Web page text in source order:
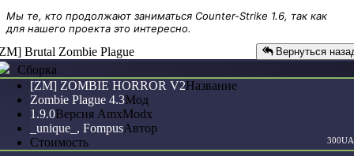
Мы те, кто продолжают заниматься Counter-Strike 1.6, так как
для нашего проекта это интересно.
Brutal Zombie Plague Вернуться
Сборка
[ZM] ZOMBIE HORROR V2Название
Zombie Plague 4.3Мод
1.9.0Версия AmxModx
_unique_, FompusАвтор
Стоимость